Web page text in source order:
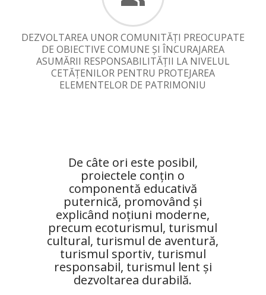
DEZVOLTAREA UNOR COMUNITĂȚI PREOCUPATE
DE OBIECTIVE COMUNE ȘI ÎNCURAJAREA
ASUMĂRII RESPONSABILITĂȚII LA NIVELUL
CETĂȚENILOR PENTRU PROTEJAREA
ELEMENTELOR DE PATRIMONIU
De câte ori este posibil,
proiectele conțin o
componentă educativă
puternică, promovând și
explicând noțiuni moderne,
precum ecoturismul, turismul
cultural, turismul de aventură,
turismul sportiv, turismul
responsabil, turismul lent și
dezvoltarea durabilă.